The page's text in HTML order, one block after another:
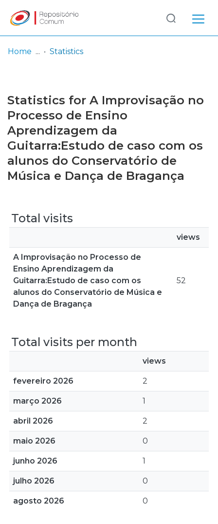
Browse repository
Entities
Log
In
(current)
Home Statistics
Statistics for A Improvisação no
Processo de Ensino
Aprendizagem da
Guitarra:Estudo de caso com os
alunos do Conservatório de
Música e Dança de Bragança
Total visits
views
A Improvisação no Processo de
Ensino Aprendizagem da
Guitarra:Estudo de caso com os
alunos do Conservatório de Música e
Dança de Bragança
52
Total visits per month
views
fevereiro 2026 2
março 2026 1
abril 2026 2
maio 2026 0
junho 2026 1
julho 2026 0
agosto 2026 0